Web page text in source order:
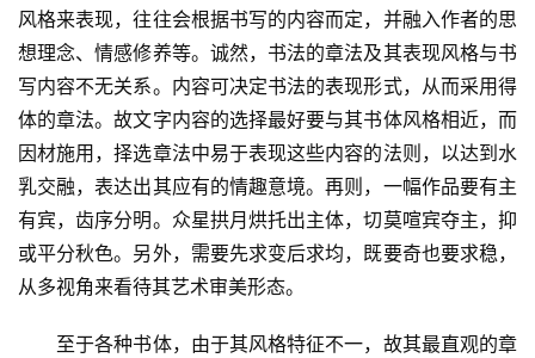
首
页
艺
坛
快
讯
书
风格来表现，往往会根据书写的内容而定，并融入作者的思
想理念、情感修养等。诚然，书法的章法及其表现风格与书
写内容不无关系。内容可决定书法的表现形式，从而采用得
体的章法。故文字内容的选择最好要与其书体风格相近，而
因材施用，择选章法中易于表现这些内容的法则，以达到水
乳交融，表达出其应有的情趣意境。再则，一幅作品要有主
有宾，齿序分明。众星拱月烘托出主体，切莫喧宾夺主，抑
或平分秋色。另外，需要先求变后求均，既要奇也要求稳，
从多视角来看待其艺术审美形态。
至于各种书体，由于其风格特征不一，故其最直观的章